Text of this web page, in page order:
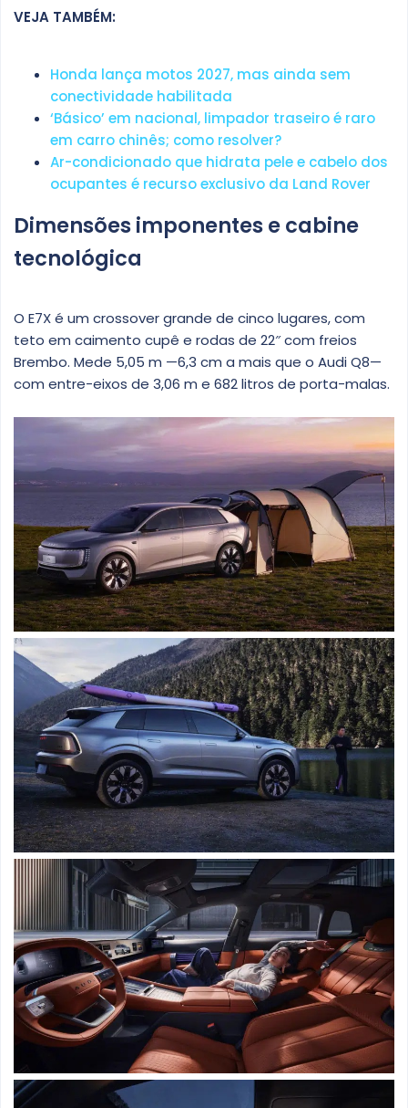
VEJA TAMBÉM:
Honda lança motos 2027, mas ainda sem
conectividade habilitada
‘Básico’ em nacional, limpador traseiro é raro
em carro chinês; como resolver?
Ar-condicionado que hidrata pele e cabelo dos
ocupantes é recurso exclusivo da Land Rover
Dimensões imponentes e cabine
tecnológica
O E7X é um crossover grande de cinco lugares, com
teto em caimento cupê e rodas de 22″ com freios
Brembo. Mede 5,05 m —6,3 cm a mais que o Audi Q8—
com entre-eixos de 3,06 m e 682 litros de porta-malas.